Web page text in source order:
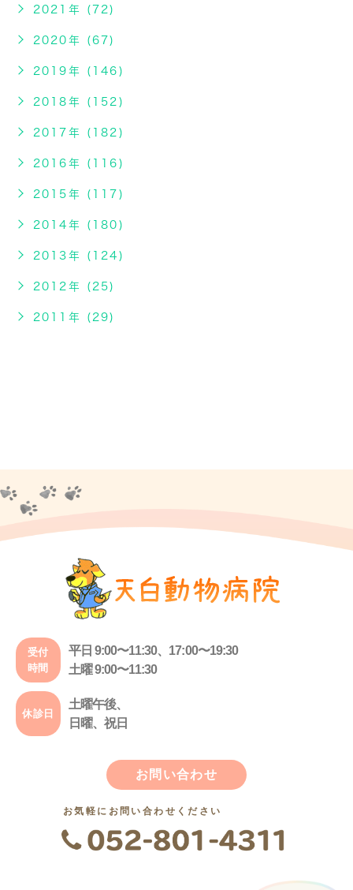
2021年 (72)
2020年 (67)
2019年 (146)
2018年 (152)
2017年 (182)
2016年 (116)
2015年 (117)
2014年 (180)
2013年 (124)
2012年 (25)
2011年 (29)
受付
時間
平日 9:00〜11:30、17:00〜19:30
土曜 9:00〜11:30
休診日
土曜午後、
日曜、祝日
お問い合わせ
お気軽にお問い合わせください